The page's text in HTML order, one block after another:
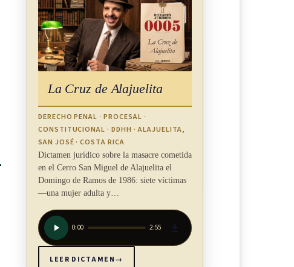
La Cruz de Alajuelita
DERECHO PENAL · PROCESAL ·
CONSTITUCIONAL · DDHH · ALAJUELITA,
SAN JOSÉ · COSTA RICA
Dictamen jurídico sobre la masacre cometida
en el Cerro San Miguel de Alajuelita el
Domingo de Ramos de 1986: siete víctimas
—una mujer adulta y…
0:00 2:55
LEER DICTAMEN→